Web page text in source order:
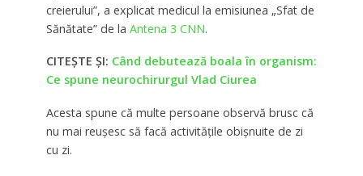
creierului”, a explicat medicul la emisiunea „Sfat de
Sănătate” de la Antena 3 CNN.
CITEȘTE ȘI: Când debutează boala în organism:
Ce spune neurochirurgul Vlad Ciurea
Acesta spune că multe persoane observă brusc că
nu mai reușesc să facă activitățile obișnuite de zi
cu zi.